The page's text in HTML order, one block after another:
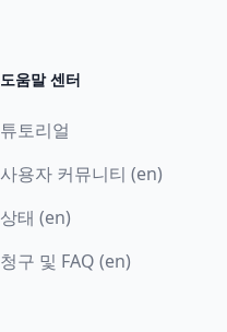
도움말 센터
튜토리얼
사용자 커뮤니티 (en)
상태 (en)
청구 및 FAQ (en)